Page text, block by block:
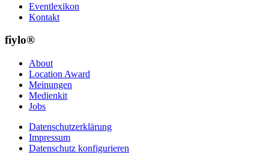
Eventlexikon
Kontakt
fiylo®
About
Location Award
Meinungen
Medienkit
Jobs
Datenschutzerklärung
Impressum
Datenschutz konfigurieren